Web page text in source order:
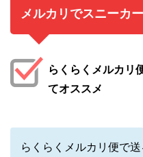
メルカリでスニーカ
らくらくメルカリ
てオススメ
らくらくメルカリ便で